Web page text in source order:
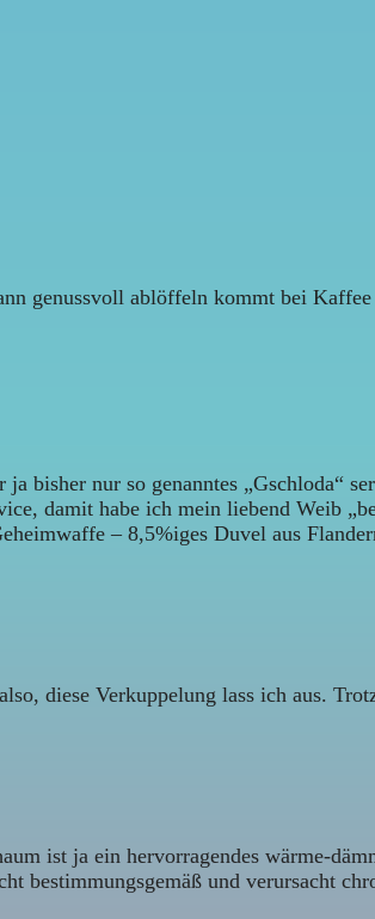
genussvoll ablöffeln kommt bei
bisher nur so genanntes „Gschloda“
damit habe ich mein liebend Weib
– 8,5%iges Duvel aus
diese Verkuppelung lass ich aus.
ist ja ein hervorragendes wärme-
bestimmungsgemäß und verursacht